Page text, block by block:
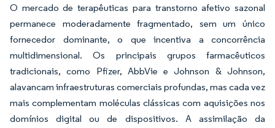
O mercado de terapêuticas para transtorno afetivo sazonal
permanece moderadamente fragmentado, sem um único
fornecedor dominante, o que incentiva a concorrência
multidimensional. Os principais grupos farmacêuticos
tradicionais, como Pfizer, AbbVie e Johnson & Johnson,
alavancam infraestruturas comerciais profundas, mas cada vez
mais complementam moléculas clássicas com aquisições nos
domínios digital ou de dispositivos. A assimilação da